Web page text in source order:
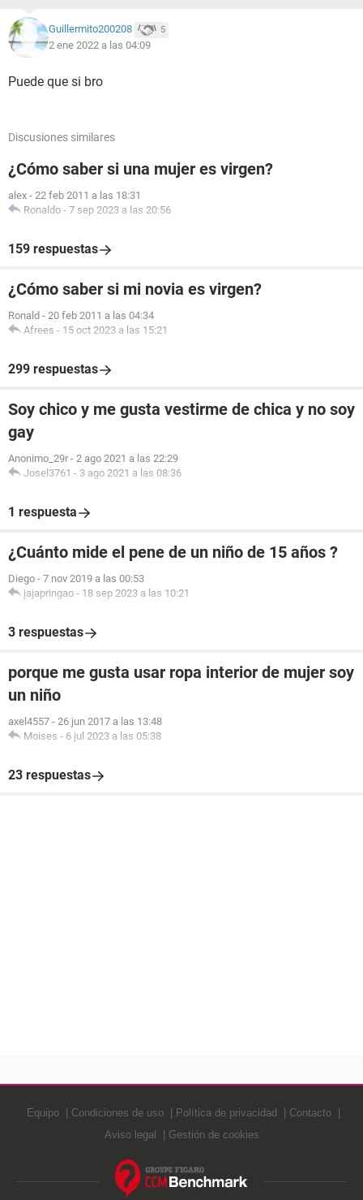
Guillermito200208 5
2 ene 2022 a las 04:09
Puede que si bro
Discusiones similares
¿Cómo saber si una mujer es virgen?
alex - 22 feb 2011 a las 18:31
Ronaldo - 7 sep 2023 a las 20:56
159 respuestas
¿Cómo saber si mi novia es virgen?
Ronald - 20 feb 2011 a las 04:34
Afrees - 15 oct 2023 a las 15:21
299 respuestas
Soy chico y me gusta vestirme de chica y no soy
gay
Anonimo_29r - 2 ago 2021 a las 22:29
Josel3761 - 3 ago 2021 a las 08:36
1 respuesta
¿Cuánto mide el pene de un niño de 15 años ?
Diego - 7 nov 2019 a las 00:53
jajapringao - 18 sep 2023 a las 10:21
3 respuestas
porque me gusta usar ropa interior de mujer soy
un niño
axel4557 - 26 jun 2017 a las 13:48
Moises - 6 jul 2023 a las 05:38
23 respuestas
Equipo Condiciones de uso Política de privacidad
Contacto
Aviso legal
Gestión de cookies